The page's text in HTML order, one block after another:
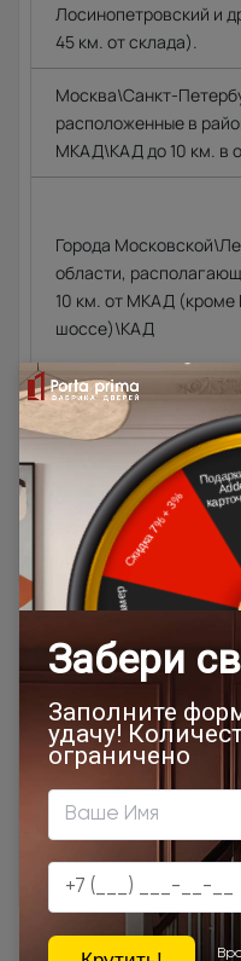
Лосинопетровский и
45 км. от склада).
Москва\Санкт-
расположенные в
МКАД\КАД до 10 км. в
Города
области,
10 км. от МКАД (кроме
шоссе)\КАД
Доставка в регионы
дилера в данном регионе
сайта, отдельно
магазина.
Подробная информация о
Товар
Двери Moderno /
1000x2100
700x2200
900x2300 900x2400
Двухсторонние двери
Двери межкомнатные
Двустворчатые двери
Коричневые
Серые